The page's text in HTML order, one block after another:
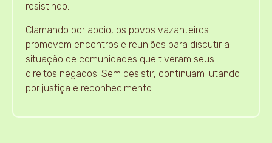
resistindo.
Clamando por apoio, os povos vazanteiros
promovem encontros e reuniões para discutir a
situação de comunidades que tiveram seus
direitos negados. Sem desistir, continuam lutando
por justiça e reconhecimento.